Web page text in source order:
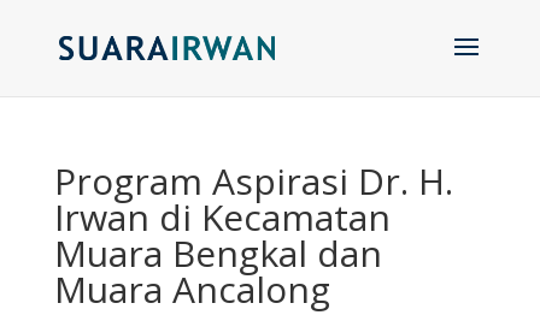
Program Aspirasi Dr. H.
Irwan di Kecamatan
Muara Bengkal dan
Muara Ancalong